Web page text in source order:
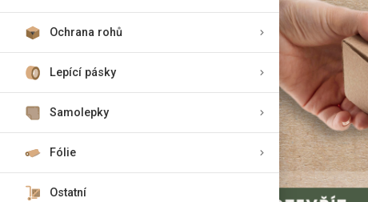
Ochrana rohů
Lepící pásky
Samolepky
Fólie
Ostatní